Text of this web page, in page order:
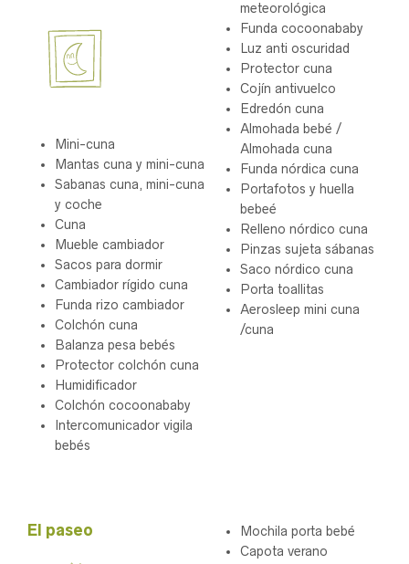
Mini-cuna
Mantas cuna y mini-cuna
Sabanas cuna, mini-cuna
y coche
Cuna
Mueble cambiador
Sacos para dormir
Cambiador rígido cuna
Funda rizo cambiador
Colchón cuna
Balanza pesa bebés
Protector colchón cuna
Humidificador
Colchón cocoonababy
Intercomunicador vigila
bebés
meteorológica
Funda cocoonababy
Luz anti oscuridad
Protector cuna
Cojín antivuelco
Edredón cuna
Almohada bebé /
Almohada cuna
Funda nórdica cuna
Portafotos y huella
bebeé
Relleno nórdico cuna
Pinzas sujeta sábanas
Saco nórdico cuna
Porta toallitas
Aerosleep mini cuna
/cuna
El paseo
Mochila porta bebé
Capota verano